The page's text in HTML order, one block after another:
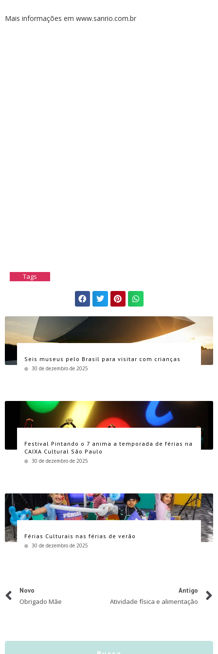
Mais informações em www.sanrio.com.br
Tags
Seis museus pelo Brasil para visitar com crianças
30 de dezembro de 2025
Festival Pintando o 7 anima a temporada de férias na
CAIXA Cultural São Paulo
30 de dezembro de 2025
Férias Culturais nas férias de verão
30 de dezembro de 2025
Novo
Obrigado Mãe
Antigo
Atividade física e alimentação